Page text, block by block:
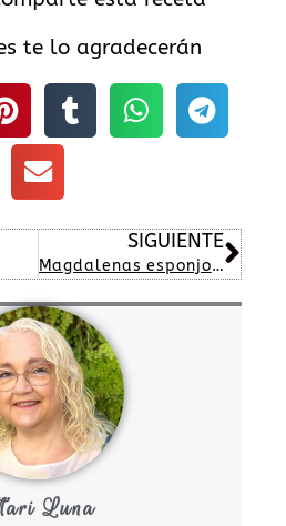
te lo agradecerán
SIGUIENTE
Magdalenas esponjosas
Luna